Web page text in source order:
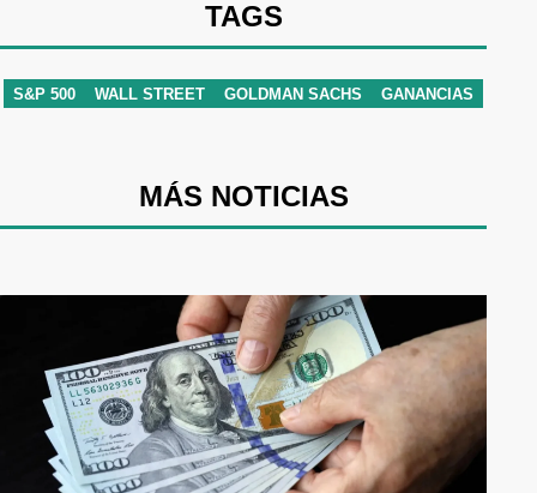
TAGS
S&P 500 WALL STREET GOLDMAN SACHS GANANCIAS
MÁS NOTICIAS